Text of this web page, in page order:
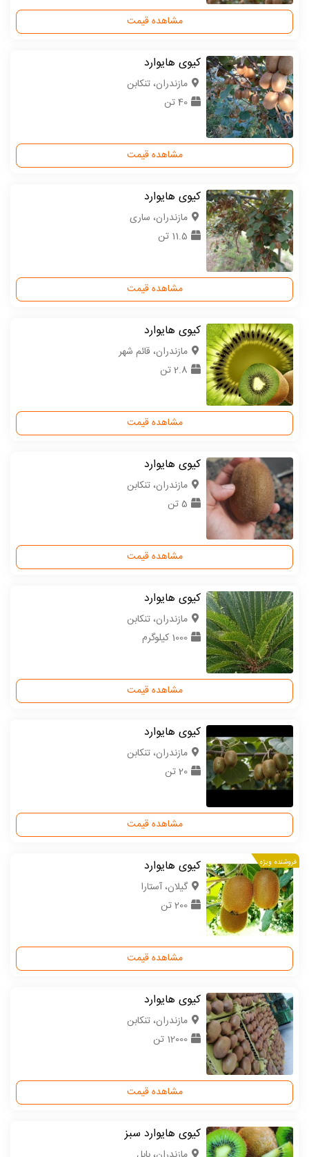
مشاهده قیمت
کیوی هایوارد
مازندران، تنکابن
40 تن
مشاهده قیمت
کیوی هایوارد
مازندران، ساری
11.5 تن
مشاهده قیمت
کیوی هایوارد
مازندران، قائم شهر
2.8 تن
مشاهده قیمت
کیوی هایوارد
مازندران، تنکابن
5 تن
مشاهده قیمت
کیوی هایوارد
مازندران، تنکابن
1000 کیلوگرم
مشاهده قیمت
کیوی هایوارد
مازندران، تنکابن
20 تن
مشاهده قیمت
فروشنده ویژه کیوی هایوارد
گیلان، آستارا
200 تن
مشاهده قیمت
کیوی هایوارد
مازندران، تنکابن
12000 تن
مشاهده قیمت
کیوی هایوارد سبز